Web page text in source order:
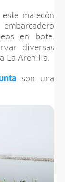
malecón
en bote.
diversas
La Arenilla.
son una